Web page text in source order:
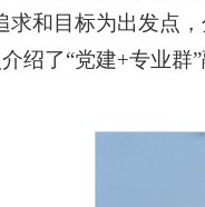
求和目标为出发点
绍了“党建+专业